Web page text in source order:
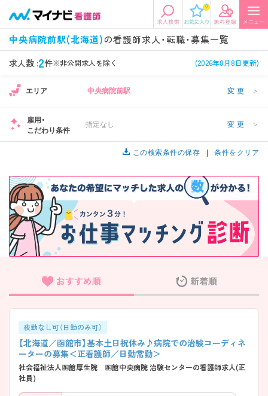
0
中央病院前駅(北海道)の看護師求人・転職・募集一覧
求人数 :2件※非公開求人を除く (2026年8月8日更新)
エリアから探す
エリアから探す 駅・路線から探す
関東
東海 関西
北海道・東北 中国・四国
九州・沖縄
希望の求人条件を選択
条件項目の選択に戻る
看護師、准看護師など 常勤、夜勤なし可など
施設形態 担当業務
病棟、外来など
診察科目
美容外科、
循環器内科など
こだわり条件
未経験歓迎、
年収
年収500万円以上など
雇用形態
正社員、契約社員など
フリーワード検索
エリア 中央病院前駅 変更 ＞
雇用・
こだわり条件
指定なし 変更 ＞
この検索条件の保存 条件をクリア
おすすめ順 新着順
夜勤なし可（日勤のみ可）
【北海道／函館市】基本土日祝休み♪病院での治験コーディネ
ーターの募集＜正看護師／日勤常勤＞
社会福祉法人函館厚生院 函館中央病院 治験センターの看護師求人(正
社員)